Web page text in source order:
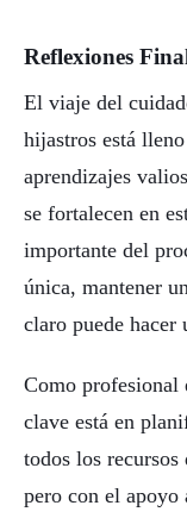
Reflexiones
El viaje del
hijastros está
aprendizajes
se fortalecen en
importante del
única, mantener
claro puede hacer
Como profesional
clave está en
todos los
pero con el apoyo